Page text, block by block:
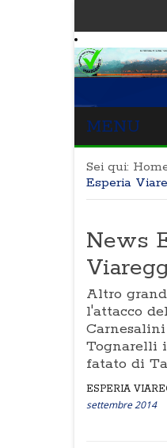
MENU
Sei qui:
Esperia
News
Altro
l'attacco
Tognarelli
fatato di
ESPERIA
settembre 2014